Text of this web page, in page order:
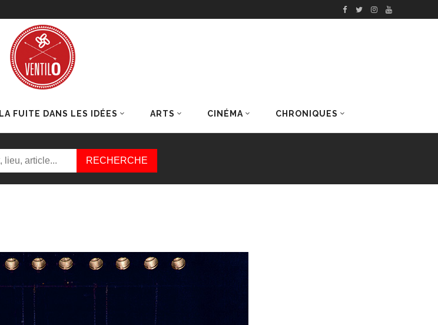
LA FUITE DANS LES IDÉES ARTS CINÉMA CHRONIQUES
DERNIERS ARTICLES